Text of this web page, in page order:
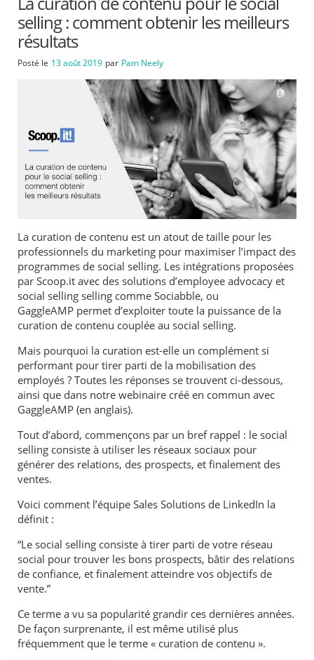
selling : comment obtenir les meilleurs
résultats
Posté le 13 août 2019 par Pam Neely
La curation de contenu est un atout de taille pour les
professionnels du marketing pour maximiser l’impact des
programmes de social selling. Les intégrations proposées
par Scoop.it avec des solutions d’employee advocacy et
social selling selling comme Sociabble, ou
GaggleAMP permet d’exploiter toute la puissance de la
curation de contenu couplée au social selling.
Mais pourquoi la curation est-elle un complément si
performant pour tirer parti de la mobilisation des
employés ? Toutes les réponses se trouvent ci-dessous,
ainsi que dans notre webinaire créé en commun avec
GaggleAMP (en anglais).
Tout d’abord, commençons par un bref rappel : le social
selling consiste à utiliser les réseaux sociaux pour
générer des relations, des prospects, et finalement des
ventes.
Voici comment l’équipe Sales Solutions de LinkedIn la
définit :
“Le social selling consiste à tirer parti de votre réseau
social pour trouver les bons prospects, bâtir des relations
de confiance, et finalement atteindre vos objectifs de
vente.”
Ce terme a vu sa popularité grandir ces dernières années.
De façon surprenante, il est même utilisé plus
fréquemment que le terme « curation de contenu ».